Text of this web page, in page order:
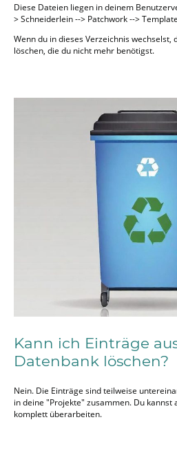
Diese Dateien liegen in deinem
> Schneiderlein --> Patchwork -->
Wenn du in dieses Verzeichnis wechselst,
löschen, die du nicht mehr benötigst.
Kann ich Einträge
Datenbank löschen?
Nein. Die Einträge sind teilweise
in deine "Projekte" zusammen. Du
komplett überarbeiten.